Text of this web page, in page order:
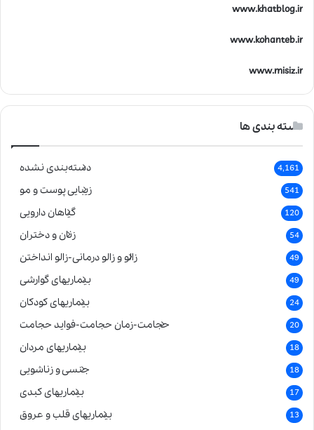
www.khatblog.ir
www.kohanteb.ir
www.misiz.ir
دسته بندی ها
دسته‌بندی نشده 4,161
زیبایی پوست و مو 541
گیاهان دارویی 120
زنان و دختران 54
زالو و زالو درمانی-زالو انداختن 49
بیماریهای گوارشی 49
بیماریهای کودکان 24
حجامت-زمان حجامت-فواید حجامت 20
بیماریهای مردان 18
جنسی و زناشویی 18
بیماریهای کبدی 17
بیماریهای قلب و عروق 13